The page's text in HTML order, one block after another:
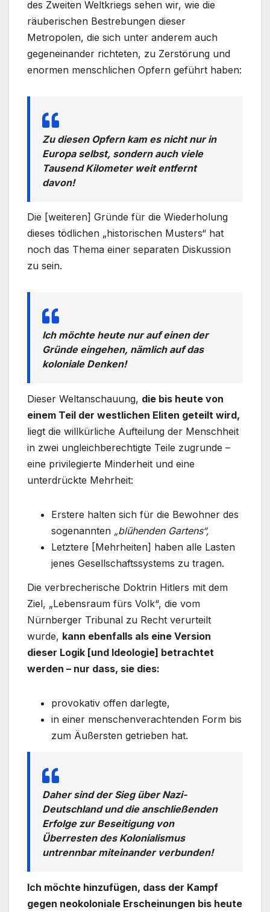
des Zweiten Weltkriegs sehen wir, wie die
räuberischen Bestrebungen dieser
Metropolen, die sich unter anderem auch
gegeneinander richteten, zu Zerstörung und
enormen menschlichen Opfern geführt haben:
Zu diesen Opfern kam es nicht nur in
Europa selbst, sondern auch viele
Tausend Kilometer weit entfernt
davon!
Die [weiteren] Gründe für die Wiederholung
dieses tödlichen „historischen Musters“ hat
noch das Thema einer separaten Diskussion
zu sein.
Ich möchte heute nur auf einen der
Gründe eingehen, nämlich auf das
koloniale Denken!
Dieser Weltanschauung, die bis heute von
einem Teil der westlichen Eliten geteilt wird,
liegt die willkürliche Aufteilung der Menschheit
in zwei ungleichberechtigte Teile zugrunde –
eine privilegierte Minderheit und eine
unterdrückte Mehrheit:
Erstere halten sich für die Bewohner des
sogenannten „blühenden Gartens“,
Letztere [Mehrheiten] haben alle Lasten
jenes Gesellschaftssystems zu tragen.
Die verbrecherische Doktrin Hitlers mit dem
Ziel, „Lebensraum fürs Volk“, die vom
Nürnberger Tribunal zu Recht verurteilt
wurde, kann ebenfalls als eine Version
dieser Logik [und Ideologie] betrachtet
werden – nur dass, sie dies:
provokativ offen darlegte,
in einer menschenverachtenden Form bis
zum Äußersten getrieben hat.
Daher sind der Sieg über Nazi-
Deutschland und die anschließenden
Erfolge zur Beseitigung von
Überresten des Kolonialismus
untrennbar miteinander verbunden!
Ich möchte hinzufügen, dass der Kampf
gegen neokoloniale Erscheinungen bis heute